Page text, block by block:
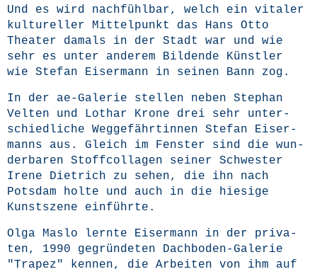
Und es wird nach­fühl­bar, welch ein vita­ler
kul­tu­rel­ler Mit­tel­punkt das Hans Otto
Thea­ter damals in der Stadt war und wie
sehr es unter ande­rem Bil­den­de Künst­ler
wie Ste­fan Eis­er­mann in sei­nen Bann zog.
In der ae-Gale­rie stel­len neben Ste­phan
Vel­ten und Lothar Kro­ne drei sehr unter­
schied­li­che Weg­ge­fähr­tin­nen Ste­fan Eis­er­
manns aus. Gleich im Fens­ter sind die wun­
der­ba­ren Stoff­col­la­gen sei­ner Schwes­ter
Ire­ne Diet­rich zu sehen, die ihn nach
Pots­dam hol­te und auch in die hie­si­ge
Kunst­sze­ne einführte.
Olga Mas­lo lern­te Eis­er­mann in der pri­va­
ten, 1990 gegrün­de­ten Dach­bo­den-Gale­rie
"Tra­pez" ken­nen, die Arbei­ten von ihm auf